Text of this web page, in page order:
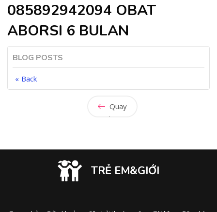
085892942094 OBAT
ABORSI 6 BULAN
BLOG POSTS
Back
Quay
lại
TRẺ EM&GIỚI